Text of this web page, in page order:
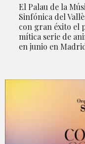
El Palau de la
Sinfónica del
con gran éxito el
mítica serie de
en junio en